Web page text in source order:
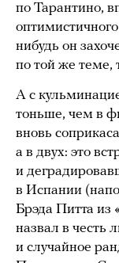
по Тарантино,
нибудь он
по той же теме,
А с
тоньше, чем в
вновь
а в двух: это
и
в Испании
Брэда Питта из
назвал в честь
и случайное